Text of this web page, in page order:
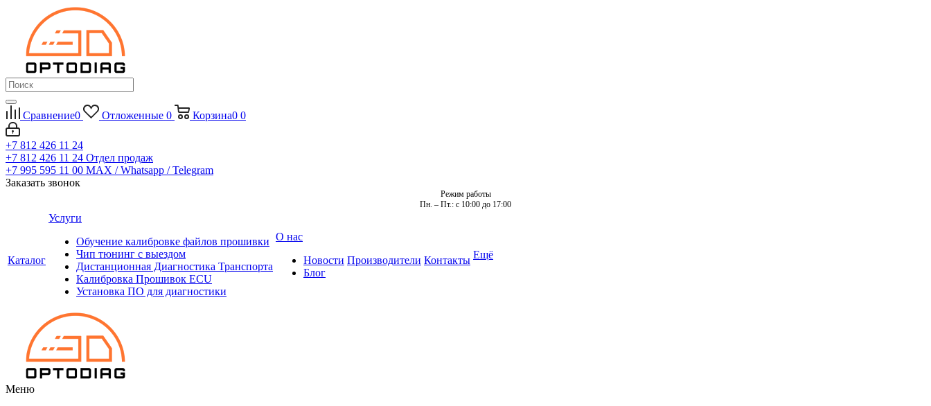
Сравнение0 Отложенные 0 Корзина0 0
+7 812 426 11 24
+7 812 426 11 24 Отдел продаж
+7 995 595 11 00 MAX / Whatsapp / Telegram
Заказать звонок
Режим работы
Пн. – Пт.: с 10:00 до 17:00
Каталог
Услуги
Обучение калибровке файлов прошивки
Чип тюнинг с выездом
Дистанционная Диагностика Транспорта
Калибровка Прошивок ECU
Установка ПО для диагностики
О нас
Новости
Блог
Производители Контакты Ещё
Меню